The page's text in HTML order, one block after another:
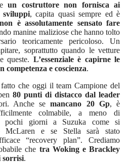
un costruttore non fornisca ai
, capita quasi sempre ed è
non è assolutamente sensato fare
manine maliziose che hanno tolto
teoricamente pericoloso. Un
soprattutto quando le vetture
queste. L’essenziale è capirne le
competenza e coscienza.
che oggi il team Campione del
80 punti di distacco dal leader
Anche semancano 20 Gp, è
colmabile, a meno di
pochi giorni a Suzuka come si
McLaren e se Stella sarà stato
“recovery plan”. Crediamo
che tra Woking e Brackley
sorrisi.